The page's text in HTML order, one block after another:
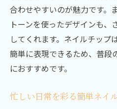
合わせやすいのが魅力です。
トーンを使ったデザインも、
してくれます。ネイルチップ
簡単に表現できるため、普段
におすすめです。
忙しい日常を彩る簡単ネイ